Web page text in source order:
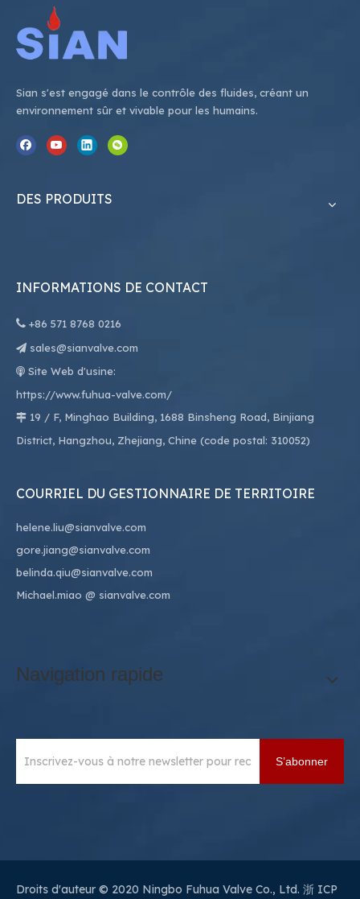
Sian s'est engagé dans le contrôle des fluides, créant un
environnement sûr et vivable pour les humains.
DES PRODUITS
INFORMATIONS DE CONTACT
 +86 571 8768 0216
 sales@sianvalve.com
 Site Web d'usine:
https://www.fuhua-valve.com/
 19 / F, Minghao Building, 1688 Binsheng Road, Binjiang
District, Hangzhou, Zhejiang, Chine (code postal: 310052)
COURRIEL DU GESTIONNAIRE DE TERRITOIRE
helene.liu@sianvalve.com
gore.jiang@sianvalve.com
belinda.qiu@sianvalve.com
Michael.miao @ sianvalve.com
Navigation rapide
S’abonner
Droits d'auteur © 2020 Ningbo Fuhua Valve Co., Ltd. 浙 ICP